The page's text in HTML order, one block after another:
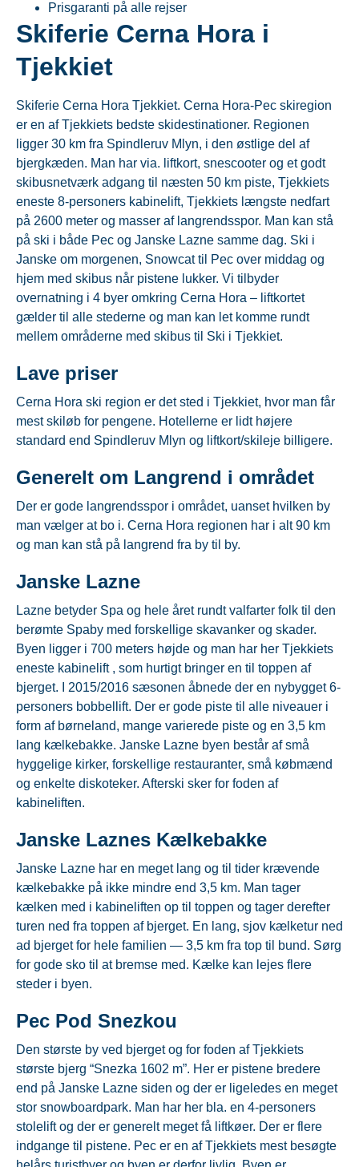
Prisgaranti på alle rejser
Skiferie Cerna Hora i
Tjekkiet
Skiferie Cerna Hora Tjekkiet. Cerna Hora-Pec skiregion
er en af Tjekkiets bedste skidestinationer. Regionen
ligger 30 km fra Spindleruv Mlyn, i den østlige del af
bjergkæden. Man har via. liftkort, snescooter og et godt
skibusnetværk adgang til næsten 50 km piste, Tjekkiets
eneste 8-personers kabinelift, Tjekkiets længste nedfart
på 2600 meter og masser af langrendsspor. Man kan stå
på ski i både Pec og Janske Lazne samme dag. Ski i
Janske om morgenen, Snowcat til Pec over middag og
hjem med skibus når pistene lukker. Vi tilbyder
overnatning i 4 byer omkring Cerna Hora – liftkortet
gælder til alle stederne og man kan let komme rundt
mellem områderne med skibus til Ski i Tjekkiet.
Lave priser
Cerna Hora ski region er det sted i Tjekkiet, hvor man får
mest skiløb for pengene. Hotellerne er lidt højere
standard end Spindleruv Mlyn og liftkort/skileje billigere.
Generelt om Langrend i området
Der er gode langrendsspor i området, uanset hvilken by
man vælger at bo i. Cerna Hora regionen har i alt 90 km
og man kan stå på langrend fra by til by.
Janske Lazne
Lazne betyder Spa og hele året rundt valfarter folk til den
berømte Spaby med forskellige skavanker og skader.
Byen ligger i 700 meters højde og man har her Tjekkiets
eneste kabinelift , som hurtigt bringer en til toppen af
bjerget. I 2015/2016 sæsonen åbnede der en nybygget 6-
personers bobbellift. Der er gode piste til alle niveauer i
form af børneland, mange varierede piste og en 3,5 km
lang kælkebakke. Janske Lazne byen består af små
hyggelige kirker, forskellige restauranter, små købmænd
og enkelte diskoteker. Afterski sker for foden af
kabineliften.
Janske Laznes Kælkebakke
Janske Lazne har en meget lang og til tider krævende
kælkebakke på ikke mindre end 3,5 km. Man tager
kælken med i kabineliften op til toppen og tager derefter
turen ned fra toppen af bjerget. En lang, sjov kælketur ned
ad bjerget for hele familien — 3,5 km fra top til bund. Sørg
for gode sko til at bremse med. Kælke kan lejes flere
steder i byen.
Pec Pod Snezkou
Den største by ved bjerget og for foden af Tjekkiets
største bjerg “Snezka 1602 m”. Her er pistene bredere
end på Janske Lazne siden og der er ligeledes en meget
stor snowboardpark. Man har her bla. en 4-personers
stolelift og der er generelt meget få liftkøer. Der er flere
indgange til pistene. Pec er en af Tjekkiets mest besøgte